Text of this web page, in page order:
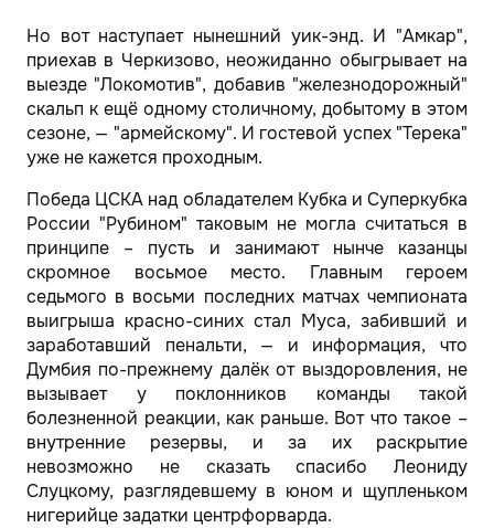
Но вот наступает нынешний уик-энд. И "Амкар",
приехав в Черкизово, неожиданно обыгрывает на
выезде "Локомотив", добавив "железнодорожный"
скальп к ещё одному столичному, добытому в этом
сезоне, — "армейскому". И гостевой успех "Терека"
уже не кажется проходным.
Победа ЦСКА над обладателем Кубка и Суперкубка
России "Рубином" таковым не могла считаться в
принципе – пусть и занимают нынче казанцы
скромное восьмое место. Главным героем
седьмого в восьми последних матчах чемпионата
выигрыша красно-синих стал Муса, забивший и
заработавший пенальти, — и информация, что
Думбия по-прежнему далёк от выздоровления, не
вызывает у поклонников команды такой
болезненной реакции, как раньше. Вот что такое –
внутренние резервы, и за их раскрытие
невозможно не сказать спасибо Леониду
Слуцкому, разглядевшему в юном и щупленьком
нигерийце задатки центрфорварда.